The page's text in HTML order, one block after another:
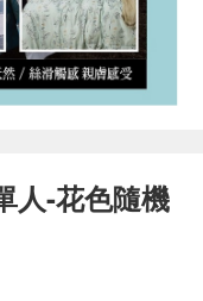
人-花色隨機